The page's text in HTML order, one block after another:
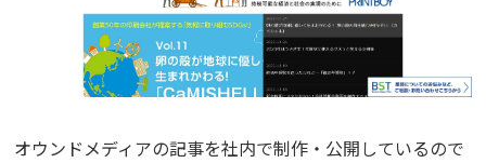
オウンドメディアの記事を社内で制作・公開しているので